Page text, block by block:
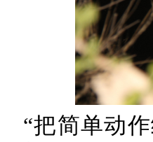
“把简单动